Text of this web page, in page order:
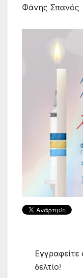
Φάνης Σπανός
δελτίο!